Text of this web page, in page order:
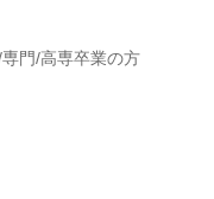
門/高専卒業の方